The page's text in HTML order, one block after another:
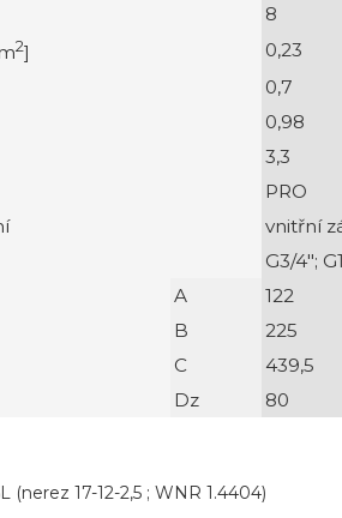
8
2]
0,23
0,7
0,98
3,3
PRO
vnitřní
G3/4";
A
122
B
225
C
439,5
Dz
80
(nerez 17-12-2,5 ; WNR 1.4404)